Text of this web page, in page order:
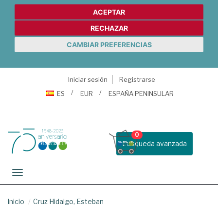
ACEPTAR
RECHAZAR
CAMBIAR PREFERENCIAS
Iniciar sesión
Registrarse
ES
EUR ESPAÑA PENINSULAR
Busqueda avanzada
0
Toggle navigation
Inicio Cruz Hidalgo, Esteban